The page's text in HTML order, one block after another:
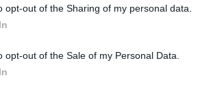
opt-out of the Sharing of my personal data.
opt-out of the Sale of my Personal Data.
háborús időszak
látszik rajta. A
került előtérbe.
várakat
belső tereket